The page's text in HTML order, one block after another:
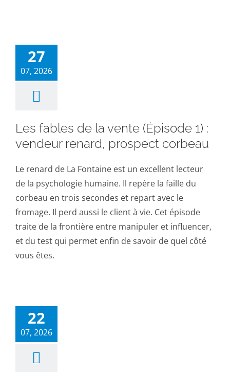
27
07, 2026
Les fables de la vente (Épisode 1) :
vendeur renard, prospect corbeau
Le renard de La Fontaine est un excellent lecteur
de la psychologie humaine. Il repère la faille du
corbeau en trois secondes et repart avec le
fromage. Il perd aussi le client à vie. Cet épisode
traite de la frontière entre manipuler et influencer,
et du test qui permet enfin de savoir de quel côté
vous êtes.
22
07, 2026